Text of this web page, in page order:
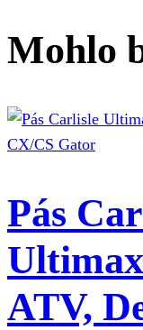
Mohlo
Pás
ATV,